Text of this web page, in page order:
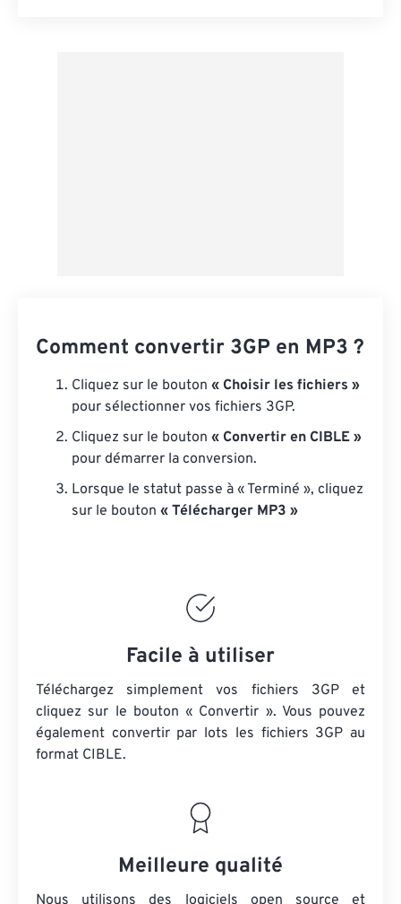
Comment convertir 3GP en MP3 ?
Cliquez sur le bouton « Choisir les fichiers »
pour sélectionner vos fichiers 3GP.
Cliquez sur le bouton « Convertir en CIBLE »
pour démarrer la conversion.
Lorsque le statut passe à « Terminé », cliquez
sur le bouton « Télécharger MP3 »
Facile à utiliser
Téléchargez simplement vos fichiers 3GP et
cliquez sur le bouton « Convertir ». Vous pouvez
également convertir par lots les fichiers 3GP au
format CIBLE.
Meilleure qualité
Nous utilisons des logiciels open source et